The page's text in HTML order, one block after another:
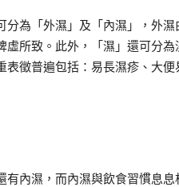
為「外濕」及「內濕」，外
所致。此外，「濕」還可分
徵普遍包括：易長濕疹、大
有內濕，而內濕與飲食習慣息